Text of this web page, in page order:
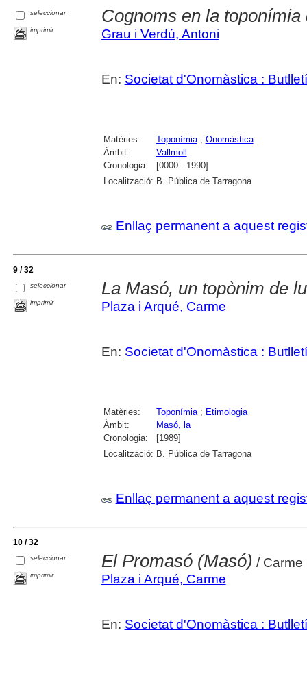
seleccionar
imprimir
Cognoms en la toponímia
Grau i Verdú, Antoni
En: Societat d'Onomàstica :
Matèries: Toponímia; Onomàstica
Àmbit:
Vallmoll
Cronologia:
[0000 - 1990]
Localització: B. Pública de Tarragona
Enllaç permanent a aquest
9 / 32
seleccionar
imprimir
La Masó, un topònim de
Plaza i Arqué, Carme
En: Societat d'Onomàstica :
Matèries: Toponímia; Etimologia
Àmbit:
Masó, la
Cronologia:
[1989]
Localització: B. Pública de Tarragona
Enllaç permanent a aquest
10 / 32
seleccionar
imprimir
El Promasó (Masó) / Carme
Plaza i Arqué, Carme
En: Societat d'Onomàstica :